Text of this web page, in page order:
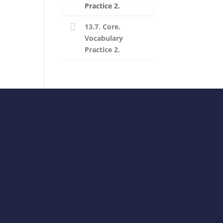
Practice 2.
13.7. Core.
Vocabulary
Practice 2.